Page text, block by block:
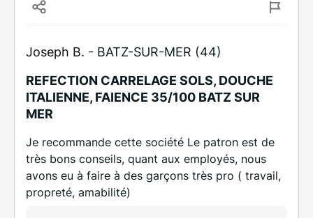
Joseph B. - BATZ-SUR-MER (44)
REFECTION CARRELAGE SOLS, DOUCHE
ITALIENNE, FAIENCE 35/100 BATZ SUR
MER
Je recommande cette société Le patron est de
très bons conseils, quant aux employés, nous
avons eu à faire à des garçons très pro ( travail,
propreté, amabilité)